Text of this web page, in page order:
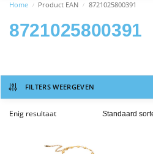
Home / Product EAN / 8721025800391
8721025800391
FILTERS WEERGEVEN
Enig resultaat